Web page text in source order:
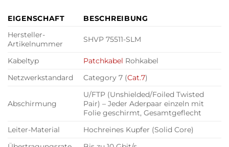
EIGENSCHAFT
BESCHREIBUNG
Hersteller-
Artikelnummer
SHVP 75511-SLM
Kabeltyp Patchkabel Rohkabel
Netzwerkstandard
Category 7 (Cat.7)
Abschirmung
U/FTP (Unshielded/Foiled Twisted
Pair) – Jeder Aderpaar einzeln mit
Folie geschirmt, Gesamtgeflecht
Leiter-Material
Hochreines Kupfer (Solid Core)